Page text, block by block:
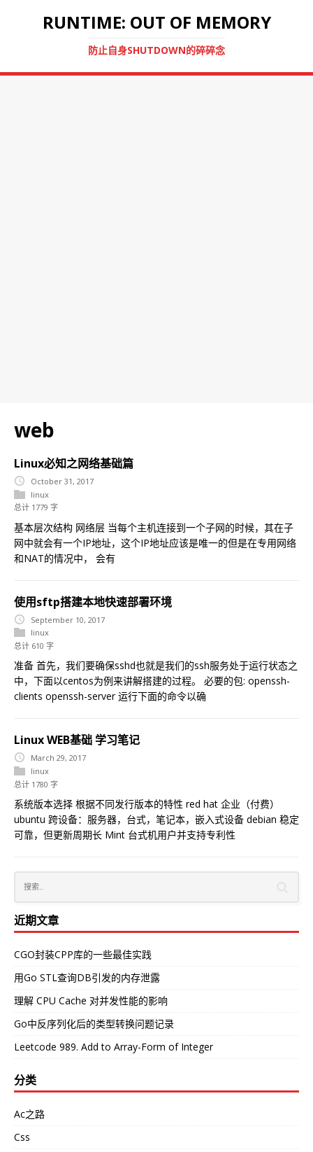
RUNTIME: OUT OF MEMORY
防止自身SHUTDOWN的碎碎念
web
Linux必知之网络基础篇
October 31, 2017
linux
总计 1779 字
基本层次结构 网络层 当每个主机连接到一个子网的时候，其在子
网中就会有一个IP地址，这个IP地址应该是唯一的但是在专用网络
和NAT的情况中， 会有
使用sftp搭建本地快速部署环境
September 10, 2017
linux
总计 610 字
准备 首先，我们要确保sshd也就是我们的ssh服务处于运行状态之
中，下面以centos为例来讲解搭建的过程。 必要的包: openssh-
clients openssh-server 运行下面的命令以确
Linux WEB基础 学习笔记
March 29, 2017
linux
总计 1780 字
系统版本选择 根据不同发行版本的特性 red hat 企业（付费）
ubuntu 跨设备：服务器，台式，笔记本，嵌入式设备 debian 稳定
可靠，但更新周期长 Mint 台式机用户并支持专利性
近期文章
CGO封装CPP库的一些最佳实践
用Go STL查询DB引发的内存泄露
理解 CPU Cache 对并发性能的影响
Go中反序列化后的类型转换问题记录
Leetcode 989. Add to Array-Form of Integer
分类
Ac之路
Css